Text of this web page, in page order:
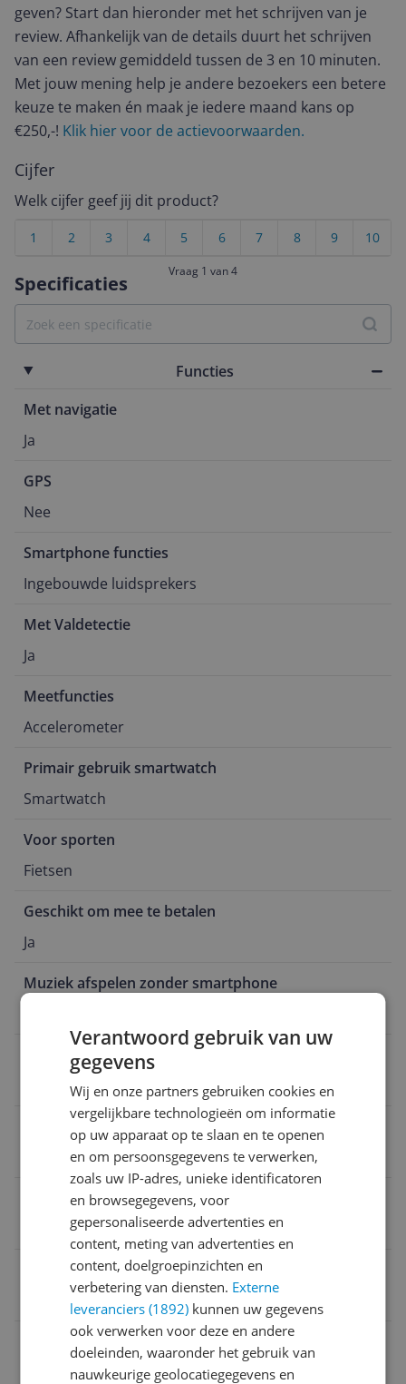
Specificaties
Functies
Met navigatie
Ja
GPS
Nee
Smartphone functies
Ingebouwde luidsprekers
Met Valdetectie
Ja
Meetfuncties
Accelerometer
Primair gebruik smartwatch
Smartwatch
Voor sporten
Fietsen
Geschikt om mee te betalen
Ja
Muziek afspelen zonder smartphone
Geeft hersteladvies
Waterdichtheid
10 ATM
Geeft weersverwachting
0195950609448
Aansluitingen
Algemeen
geven? Start dan hieronder met het schrijven van je
review. Afhankelijk van de details duurt het schrijven
van een review gemiddeld tussen de 3 en 10 minuten.
Met jouw mening help je andere bezoekers een betere
keuze te maken én maak je iedere maand kans op
€250,-! Klik hier voor de actievoorwaarden.
Cijfer
Welk cijfer geef jij dit product?
10
9
8
7
6
5
4
3
2
1
Vraag 1 van 4
Verantwoord gebruik van uw
gegevens
Wij en onze partners gebruiken cookies en
vergelijkbare technologieën om informatie
op uw apparaat op te slaan en te openen
en om persoonsgegevens te verwerken,
zoals uw IP-adres, unieke identificatoren
en browsegegevens, voor
gepersonaliseerde advertenties en
content, meting van advertenties en
content, doelgroepinzichten en
verbetering van diensten. Externe
leveranciers (1892) kunnen uw gegevens
ook verwerken voor deze en andere
doeleinden, waaronder het gebruik van
nauwkeurige geolocatiegegevens en